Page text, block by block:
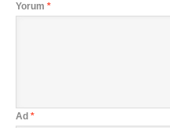
Yorum *
Ad *